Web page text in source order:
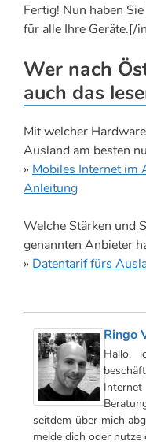
Fertig! Nun haben
für alle Ihre Geräte.[/
Wer nach
auch das
Mit welcher
Ausland am besten
» Mobiles Internet im
Anleitung
Welche Stärken und
genannten Anbieter
» Datentarif fürs
Ringo
Hallo,
seitdem über mich
melde dich oder nutze